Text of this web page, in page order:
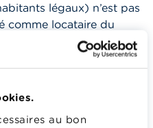
au bon
légaux) n’est pas
comme locataire du
le(s) locataire(s)
liés par le bail ?